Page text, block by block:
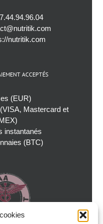
nutritik.com
ACCEPTÉS
(EUR)
Mastercard et
instantanés
(BTC)